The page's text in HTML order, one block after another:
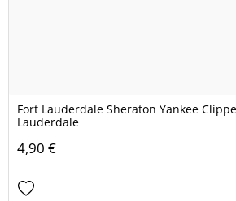
Fort Lauderdale Sheraton Yankee
Lauderdale
4,90 €